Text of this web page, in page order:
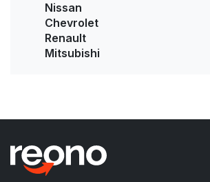
Nissan
Chevrolet
Renault
Mitsubishi